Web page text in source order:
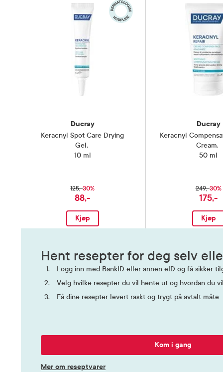
Ducray
Keracnyl Spot Care Drying
Gel,
10 ml
125,-30%
88,-
Kjøp
Ducray
Keracnyl
Cream,
50 ml
249,-30%
175,-
Kjøp
Hent resepter for deg selv
Logg inn med BankID eller annen eID og få sikker
Velg hvilke resepter du vil hente ut og hvordan du
Få dine resepter levert raskt og trygt på avtalt måte
Kom i gang
Mer om reseptvarer